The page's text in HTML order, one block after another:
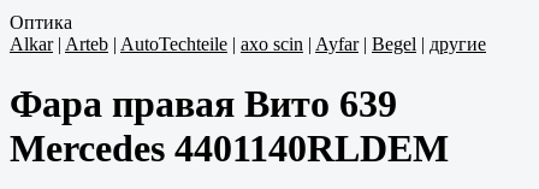
Оптика
Alkar| Arteb | AutoTechteile | axo scin | Ayfar| Begel | другие
Фара правая Вито 639
Mercedes 4401140RLDEM